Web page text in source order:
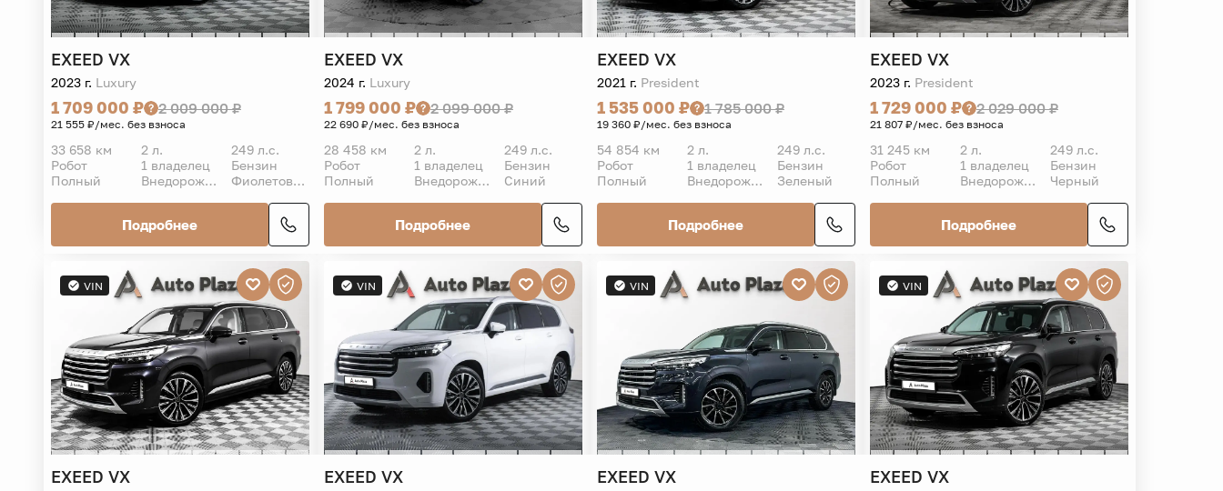
EXEED VX
2023 г. Luxury
1 709 000 ₽ 2 009 000 ₽
21 555 ₽/мес. без взноса
33 658 км 2 л.
249 л.с.
Робот
1 владелец
Бензин
Полный
Внедорожник 5 дв. Фиолетовый
Подробнее
EXEED VX
2024 г. Luxury
1 799 000 ₽ 2 099 000 ₽
22 690 ₽/мес. без взноса
28 458 км 2 л.
249 л.с.
Робот
1 владелец
Бензин
Полный
Внедорожник 5 дв. Синий
Подробнее
EXEED VX
2021 г. President
1 535 000 ₽ 1 785 000 ₽
19 360 ₽/мес. без взноса
54 854 км 2 л.
249 л.с.
Робот
1 владелец
Бензин
Полный
Внедорожник 5 дв. Зеленый
Подробнее
EXEED VX
2023 г. President
1 729 000 ₽ 2 029 000 ₽
21 807 ₽/мес. без взноса
31 245 км 2 л.
249 л.с.
Робот
1 владелец
Бензин
Полный
Внедорожник 5 дв. Черный
Подробнее
VIN
EXEED VX
VIN
EXEED VX
VIN
EXEED VX
VIN
EXEED VX